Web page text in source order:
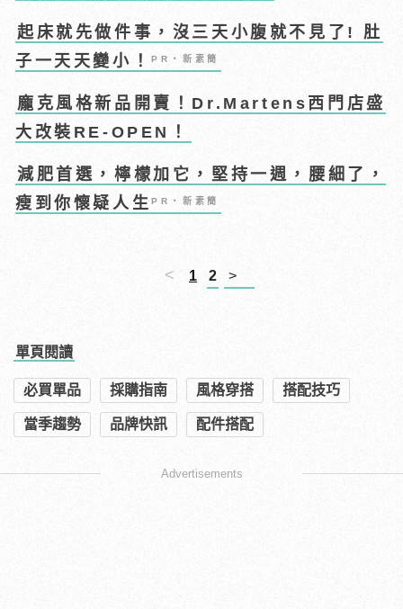
起床就先做件事，沒三天小腹就不見了! 肚
子一天天變小！PR・新素簡
龐克風格新品開賣！Dr.Martens西門店盛
大改裝RE-OPEN！
減肥首選，檸檬加它，堅持一週，腰細了，
瘦到你懷疑人生PR・新素簡
< 1 2 >
單頁閱讀
必買單品 採購指南 風格穿搭 搭配技巧
當季趨勢 品牌快訊 配件搭配
Advertisements